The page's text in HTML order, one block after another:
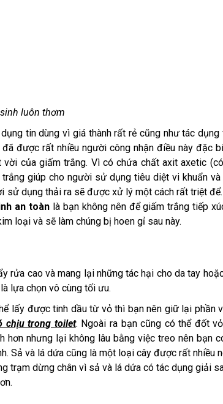
luôn thơm
tin dùng vì giá thành rất rẻ cũng như tác dụng
được rất nhiều người công nhận điều này đặc
của giấm trắng. Vì có chứa chất axit axetic
giúp cho người sử dụng tiêu diệt vi khuẩn và
sử dụng thải ra sẽ được xử lý một cách rất triệt
an toàn là bạn không nên để giấm trắng tiếp
loại và sẽ làm chúng bị hoen gỉ sau này.
rửa cao và mang lại những tác hại cho da tay
lựa chọn vô cùng tối ưu.
lấy được tinh dầu từ vỏ thì bạn nên giữ lại phần
chịu trong toilet. Ngoài ra bạn cũng có thể đốt
hơn nhưng lại không lâu bằng việc treo nên bạn
Sả và lá dứa cũng là một loại cây được rất nhiều
trạm dừng chân vì sả và lá dứa có tác dụng giải